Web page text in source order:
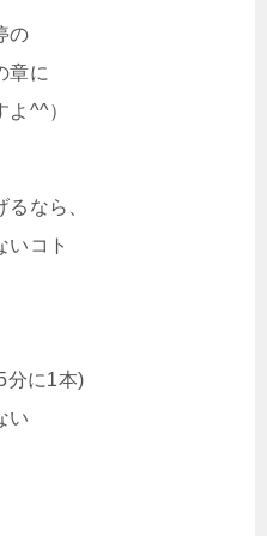
の
章に
^^）
なら、
いコト
分に1本)
い